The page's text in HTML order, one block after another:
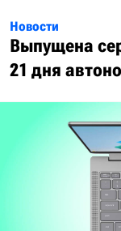
Новости
Выпущена
21 дня